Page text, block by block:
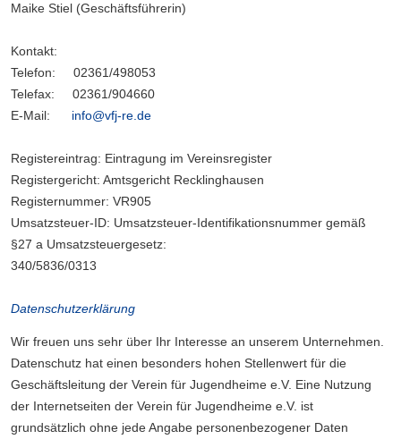
Maike Stiel (Geschäftsführerin)
Kontakt:
Telefon: 02361/498053
Telefax: 02361/904660
E-Mail: info@vfj-re.de
Registereintrag: Eintragung im Vereinsregister
Registergericht: Amtsgericht Recklinghausen
Registernummer: VR905
Umsatzsteuer-ID: Umsatzsteuer-Identifikationsnummer gemäß
§27 a Umsatzsteuergesetz:
340/5836/0313
Datenschutzerklärung
Wir freuen uns sehr über Ihr Interesse an unserem Unternehmen.
Datenschutz hat einen besonders hohen Stellenwert für die
Geschäftsleitung der Verein für Jugendheime e.V. Eine Nutzung
der Internetseiten der Verein für Jugendheime e.V. ist
grundsätzlich ohne jede Angabe personenbezogener Daten